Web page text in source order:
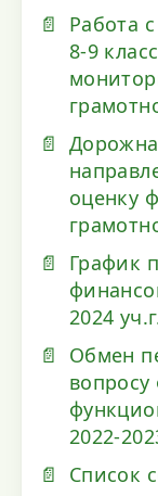
Работа
8-9
оценку
График
2024
Обмен
2022-
Список